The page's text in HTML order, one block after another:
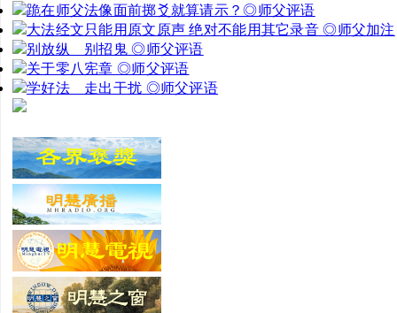
跪在师父法像面前掷爻就算请示？◎师父评语
大法经文只能用原文原声 绝对不能用其它录音 ◎师父加注
别放纵 别招鬼 ◎师父评语
关于零八宪章 ◎师父评语
学好法 走出干扰 ◎师父评语